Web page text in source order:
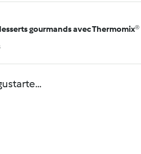
gourmands avec Thermomix®